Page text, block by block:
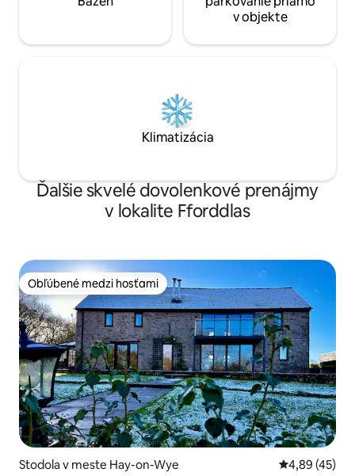
v objekte
Klimatizácia
Ďalšie skvelé dovolenkové prenájmy
v lokalite Fforddlas
Obľúbené medzi hosťami
Obľúbené medzi hosťami
Stodola v meste Hay-on-Wye Priemerné
4,89 (45)